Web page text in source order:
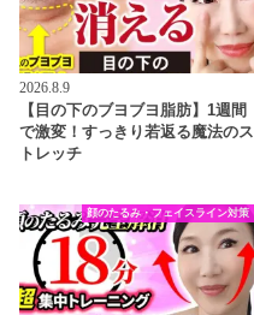
2026.8.9
【目の下のブヨブヨ脂肪】1週間
で激変！すっきり若返る魔法のス
トレッチ
顔のたるみ・フェイスライン対策